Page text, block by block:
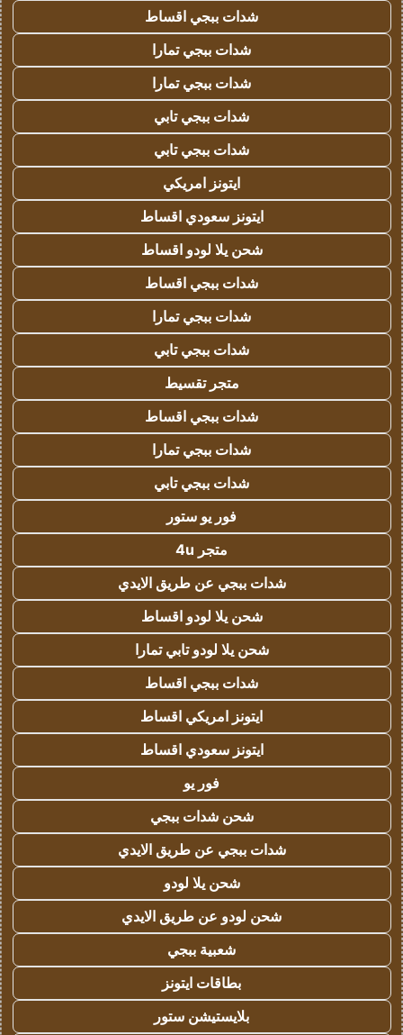
شدات ببجي اقساط
شدات ببجي تمارا
شدات ببجي تمارا
شدات ببجي تابي
شدات ببجي تابي
ايتونز امريكي
ايتونز سعودي اقساط
شحن يلا لودو اقساط
شدات ببجي اقساط
شدات ببجي تمارا
شدات ببجي تابي
متجر تقسيط
شدات ببجي اقساط
شدات ببجي تمارا
شدات ببجي تابي
فور يو ستور
متجر 4u
شدات ببجي عن طريق الايدي
شحن يلا لودو اقساط
شحن يلا لودو تابي تمارا
شدات ببجي اقساط
ايتونز امريكي اقساط
ايتونز سعودي اقساط
فور يو
شحن شدات ببجي
شدات ببجي عن طريق الايدي
شحن يلا لودو
شحن لودو عن طريق الايدي
شعبية ببجي
بطاقات ايتونز
بلايستيشن ستور